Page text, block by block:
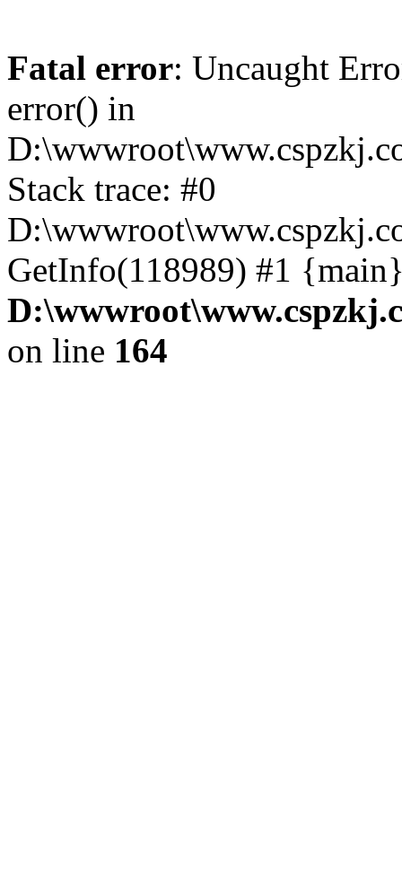
Fatal error: Uncaught
error() in
Stack trace: #0
GetInfo(118989) #1
on line 164